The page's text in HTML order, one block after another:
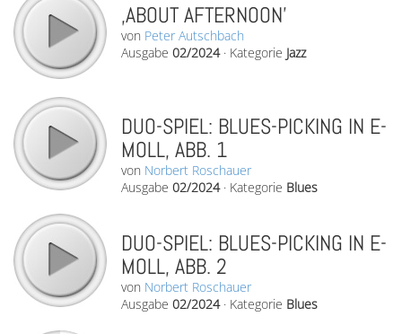
‚ABOUT AFTERNOON’
von Peter Autschbach
Ausgabe 02/2024· Kategorie Jazz
DUO-SPIEL: BLUES-PICKING IN E-
MOLL, ABB. 1
von Norbert Roschauer
Ausgabe 02/2024· Kategorie Blues
DUO-SPIEL: BLUES-PICKING IN E-
MOLL, ABB. 2
von Norbert Roschauer
Ausgabe 02/2024· Kategorie Blues